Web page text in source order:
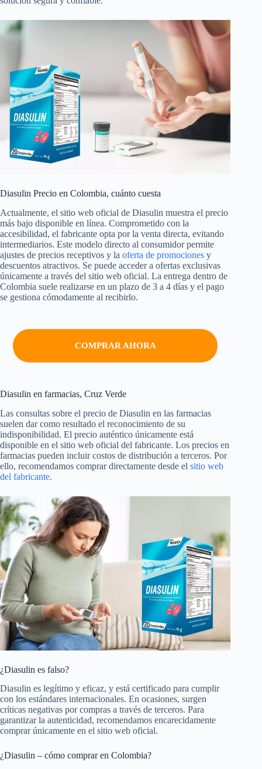
Diasulin Precio en Colombia, cuánto cuesta
Actualmente, el sitio web oficial de Diasulin muestra el precio
más bajo disponible en línea. Comprometido con la
accesibilidad, el fabricante opta por la venta directa, evitando
intermediarios. Este modelo directo al consumidor permite
ajustes de precios receptivos y la oferta de promociones y
descuentos atractivos. Se puede acceder a ofertas exclusivas
únicamente a través del sitio web oficial. La entrega dentro de
Colombia suele realizarse en un plazo de 3 a 4 días y el pago
se gestiona cómodamente al recibirlo.
COMPRAR AHORA
Diasulin en farmacias, Cruz Verde
Las consultas sobre el precio de Diasulin en las farmacias
suelen dar como resultado el reconocimiento de su
indisponibilidad. El precio auténtico únicamente está
disponible en el sitio web oficial del fabricante. Los precios en
farmacias pueden incluir costos de distribución a terceros. Por
ello, recomendamos comprar directamente desde el sitio web
del fabricante.
¿Diasulin es falso?
Diasulin es legítimo y eficaz, y está certificado para cumplir
con los estándares internacionales. En ocasiones, surgen
críticas negativas por compras a través de terceros. Para
garantizar la autenticidad, recomendamos encarecidamente
comprar únicamente en el sitio web oficial.
¿Diasulin – cómo comprar en Colombia?